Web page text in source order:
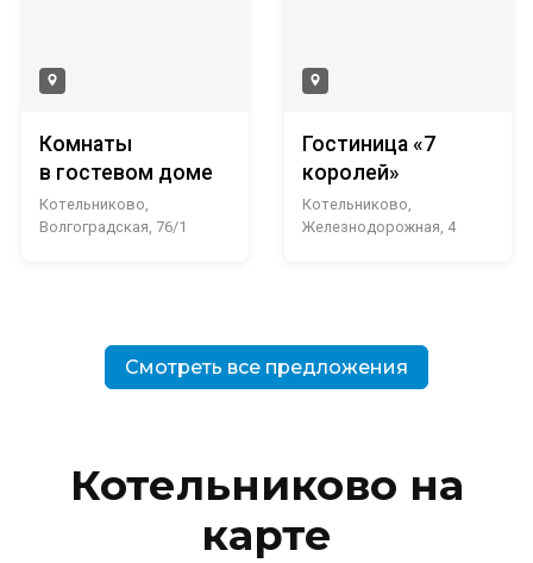
Комнаты
в гостевом доме
Котельниково,
Волгоградская, 76/1
Гостиница «7
королей»
Котельниково,
Железнодорожная, 4
Смотреть все предложения
Котельниково на
карте